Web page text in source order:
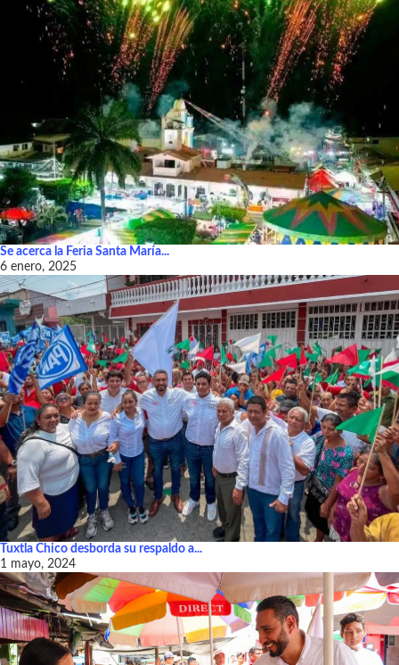
Se acerca la Feria Santa María...
6 enero, 2025
Tuxtla Chico desborda su respaldo a...
1 mayo, 2024